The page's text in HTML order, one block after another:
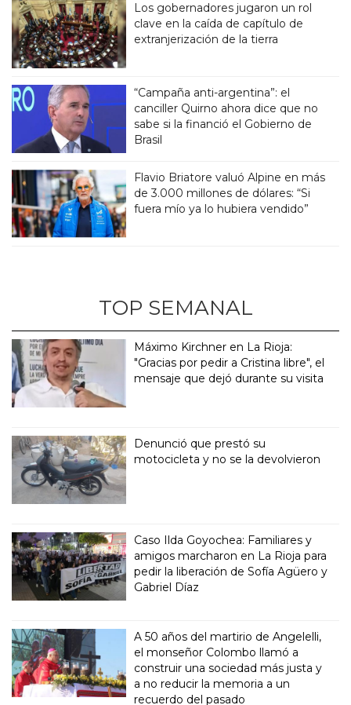
Los gobernadores jugaron un rol
clave en la caída de capítulo de
extranjerización de la tierra
“Campaña anti-argentina”: el
canciller Quirno ahora dice que no
sabe si la financió el Gobierno de
Brasil
Flavio Briatore valuó Alpine en más
de 3.000 millones de dólares: “Si
fuera mío ya lo hubiera vendido”
TOP SEMANAL
Máximo Kirchner en La Rioja:
"Gracias por pedir a Cristina libre", el
mensaje que dejó durante su visita
Denunció que prestó su
motocicleta y no se la devolvieron
Caso Ilda Goyochea: Familiares y
amigos marcharon en La Rioja para
pedir la liberación de Sofía Agüero y
Gabriel Díaz
A 50 años del martirio de Angelelli,
el monseñor Colombo llamó a
construir una sociedad más justa y
a no reducir la memoria a un
recuerdo del pasado